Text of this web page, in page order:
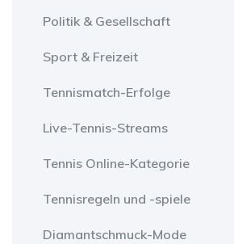
Politik & Gesellschaft
Sport & Freizeit
Tennismatch-Erfolge
Live-Tennis-Streams
Tennis Online-Kategorie
Tennisregeln und -spiele
Diamantschmuck-Mode